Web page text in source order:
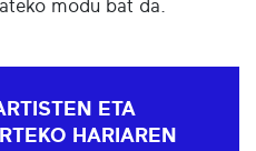
modu bat da.
ETA
HARIAREN